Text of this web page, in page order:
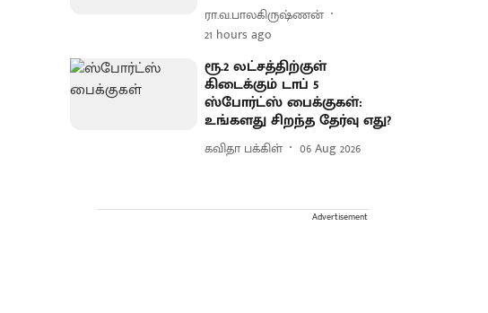
ரா.வ.பாலகிருஷ்ணன்
21 hours ago
ரூ.2 லட்சத்திற்குள்
கிடைக்கும் டாப் 5
ஸ்போர்ட்ஸ் பைக்குகள்:
உங்களது சிறந்த தேர்வு எது?
கவிதா பக்கிள் 06 Aug 2026
Advertisement